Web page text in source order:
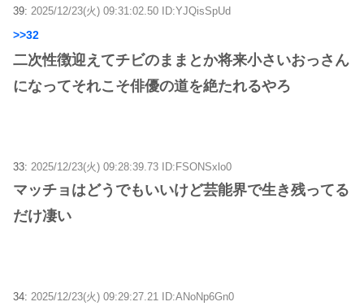
39: 2025/12/23(火) 09:31:02.50 ID:YJQisSpUd
>>32
二次性徴迎えてチビのままとか将来小さいおっさん
になってそれこそ俳優の道を絶たれるやろ
33: 2025/12/23(火) 09:28:39.73 ID:FSONSxlo0
マッチョはどうでもいいけど芸能界で生き残ってる
だけ凄い
34: 2025/12/23(火) 09:29:27.21 ID:ANoNp6Gn0